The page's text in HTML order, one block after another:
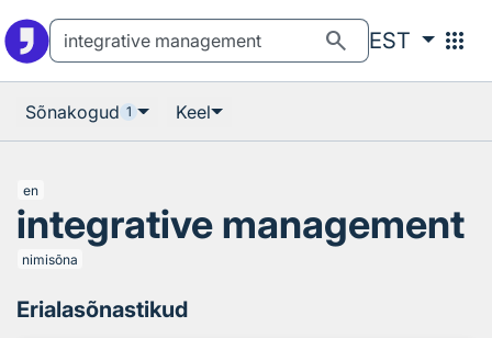
search EST apps
Sõnakogud 1 Keel
en
integrative management
nimisõna
Erialasõnastikud